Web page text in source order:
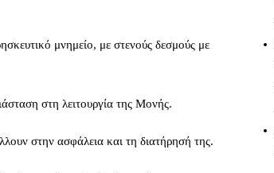
μνημείο, με στενούς δεσμούς με
στη λειτουργία της Μονής.
στην ασφάλεια και τη διατήρησή της.